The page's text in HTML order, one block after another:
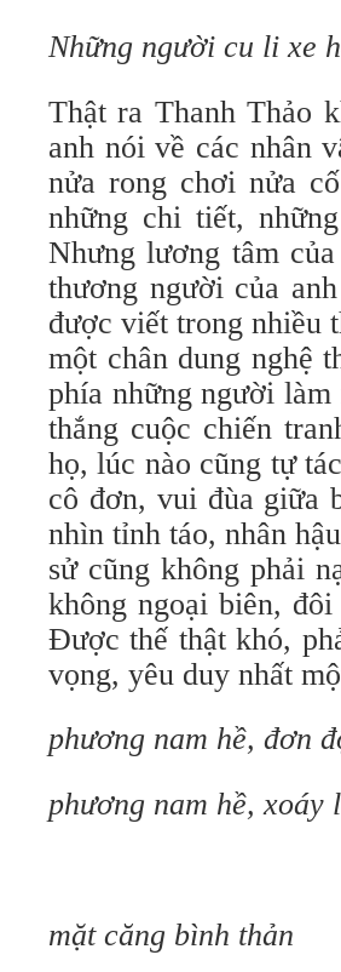
Những người cu li xe
Thật ra Thanh Thảo
anh nói về các nhân
nửa rong chơi nửa
những chi tiết,
Nhưng lương tâm
thương người của
được viết trong nhiều
một chân dung nghệ
phía những người
thắng cuộc chiến
họ, lúc nào cũng tự
cô đơn, vui đùa giữa
nhìn tỉnh táo, nhân
sử cũng không phải
không ngoại biên,
Được thế thật khó,
vọng, yêu duy nhất
phương nam hề, đơn
phương nam hề, xoáy
mặt căng bình thản